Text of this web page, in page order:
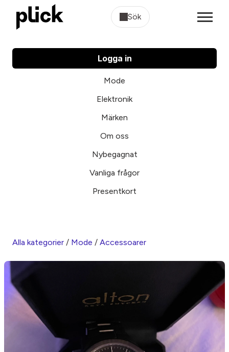
Sök
Logga in
Mode
Elektronik
Märken
Om oss
Nybegagnat
Vanliga frågor
Presentkort
Alla kategorier / Mode / Accessoarer